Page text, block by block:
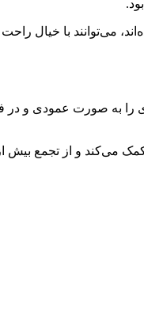
می‌توانند با خیال
و از تجمع بیش از